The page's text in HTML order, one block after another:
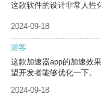
这款软件的设计非常人性
2024-09-18
游客
这款加速器app的加速效
望开发者能够优化一下。
2024-09-18